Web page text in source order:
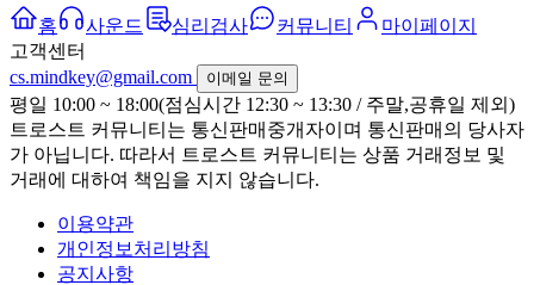
홈 사운드 심리검사 커뮤니티
마이페이지
고객센터
cs.mindkey@gmail.com
이메일 문의
평일 10:00 ~ 18:00(점심시간 12:30 ~ 13:30 / 주말,공휴일 제외)
트로스트 커뮤니티는 통신판매중개자이며 통신판매의 당사자
가 아닙니다. 따라서 트로스트 커뮤니티는 상품 거래정보 및
거래에 대하여 책임을 지지 않습니다.
이용약관
개인정보처리방침
공지사항